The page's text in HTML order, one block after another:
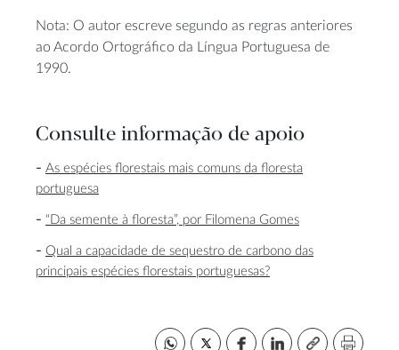
Nota: O autor escreve segundo as regras anteriores
ao Acordo Ortográfico da Língua Portuguesa de
1990.
Consulte informação de apoio
As espécies florestais mais comuns da floresta
portuguesa
“Da semente à floresta”, por Filomena Gomes
Qual a capacidade de sequestro de carbono das
principais espécies florestais portuguesas?